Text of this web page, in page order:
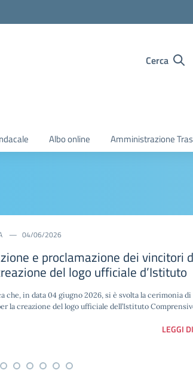
Cerca
Albo online Amministrazione
26/05/2026
alla manifestazione
31 maggio 2026 Buddusò.
che, nell’ambito delle attività di collaborazione con gli
ha aderito alla manifestazione Monumenti
LEGGI